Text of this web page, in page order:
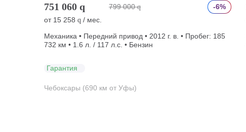
751 060 q 799 000 q
-6%
от 15 258 q / мес.
Механика • Передний привод • 2012 г. в. • Пробег: 185
732 км • 1.6 л. / 117 л.с. • Бензин
Гарантия
Чебоксары (690 км от Уфы)